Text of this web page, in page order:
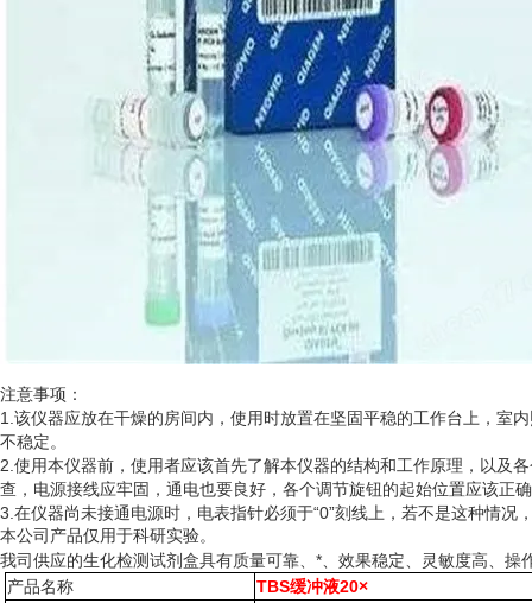
注意事项：
1.该仪器应放在干燥的房间内，使用时放置在坚固平稳的工作台上，室
不稳定。
2.使用本仪器前，使用者应该首先了解本仪器的结构和工作原理，以及
查，电源接线应牢固，通电也要良好，各个调节旋钮的起始位置应该正
3.在仪器尚未接通电源时，电表指针必须于“0”刻线上，若不是这种情况
本公司产品仅用于科研实验。
我司供应的生化检测试剂盒具有质量可靠、*、效果稳定、灵敏度高、操
产品名称
TBS缓冲液20×